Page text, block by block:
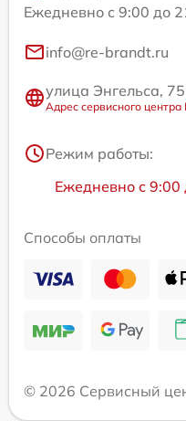
Ежедневно с 9:00 до
info@re-brandt.ru
улица Энгельса, 75
Адрес сервисного центра
Режим работы:
Ежедневно с 9:00
Способы оплаты
© 2026 Сервисный